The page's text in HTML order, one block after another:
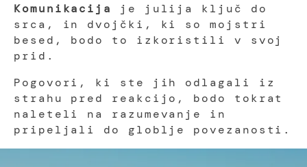
Komunikacija
je julija ključ do
srca, in dvojčki, ki so mojstri
besed, bodo to izkoristili v svoj
prid.
Pogovori, ki ste jih odlagali iz
strahu pred reakcijo, bodo tokrat
naleteli na razumevanje in
pripeljali do globlje povezanosti.